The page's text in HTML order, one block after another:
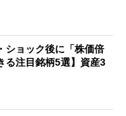
ショック後に「株価倍
る注目銘柄5選】資産3